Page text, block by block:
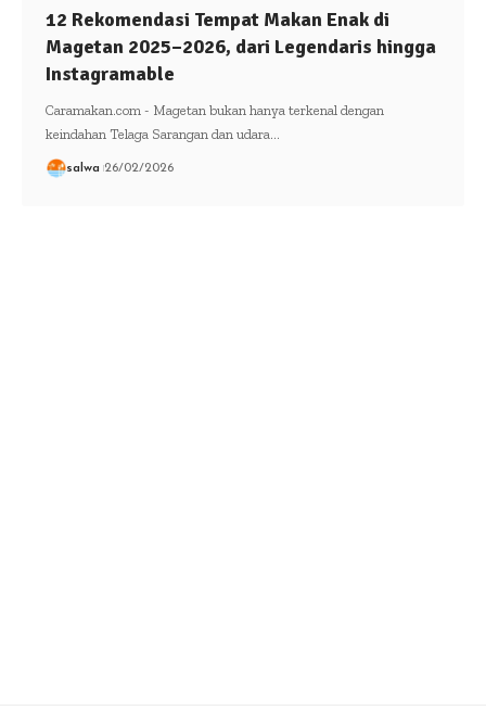
12 Rekomendasi Tempat Makan Enak di
Magetan 2025–2026, dari Legendaris hingga
Instagramable
Caramakan.com - Magetan bukan hanya terkenal dengan
keindahan Telaga Sarangan dan udara…
salwa 26/02/2026